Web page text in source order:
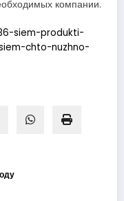
компании.
siem-produkti-
chto-nuzhno-